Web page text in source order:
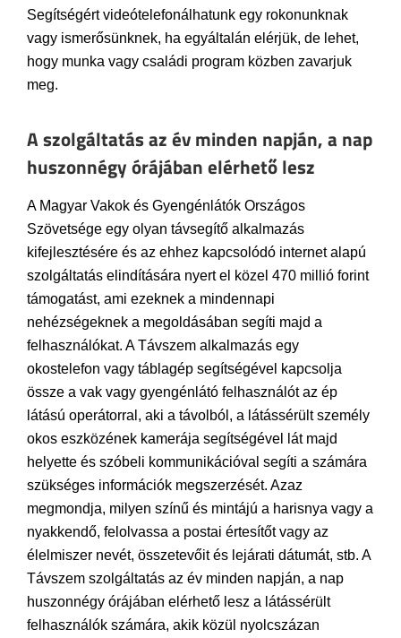
Segítségért videótelefonálhatunk egy rokonunknak
vagy ismerősünknek, ha egyáltalán elérjük, de lehet,
hogy munka vagy családi program közben zavarjuk
meg.
A szolgáltatás az év minden napján, a nap
huszonnégy órájában elérhető lesz
A Magyar Vakok és Gyengénlátók Országos
Szövetsége egy olyan távsegítő alkalmazás
kifejlesztésére és az ehhez kapcsolódó internet alapú
szolgáltatás elindítására nyert el közel 470 millió forint
támogatást, ami ezeknek a mindennapi
nehézségeknek a megoldásában segíti majd a
felhasználókat. A Távszem alkalmazás egy
okostelefon vagy táblagép segítségével kapcsolja
össze a vak vagy gyengénlátó felhasználót az ép
látású operátorral, aki a távolból, a látássérült személy
okos eszközének kamerája segítségével lát majd
helyette és szóbeli kommunikációval segíti a számára
szükséges információk megszerzését. Azaz
megmondja, milyen színű és mintájú a harisnya vagy a
nyakkendő, felolvassa a postai értesítőt vagy az
élelmiszer nevét, összetevőit és lejárati dátumát, stb. A
Távszem szolgáltatás az év minden napján, a nap
huszonnégy órájában elérhető lesz a látássérült
felhasználók számára, akik közül nyolcszázan